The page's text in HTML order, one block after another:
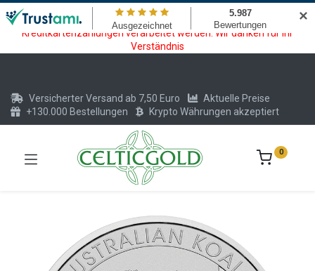
Wartungsarbeiten am Kreditkarten und Krypto Bezahlmodul. In der
Zeit vom 20.07. - 09.08.2026 können keine Krypto oder
Kreditkartenzahlungen verarbeitet werden. Wir danken für Ihr
Verständnis
Versicherter Versand ab 7,50 Euro
Aktuelle Preise
+130.000 Bestellungen
Krypto Währungen akzeptiert
0
✕